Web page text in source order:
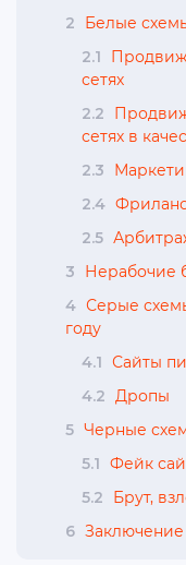
2
Белые
2.1
сетях
2.2
сетях в
2.3
2.4
2.5
3
Нерабочие
4 Серые
году
4.1 Сайты
4.2 Дропы
5 Черные
5.1 Фейк
5.2
Брут,
6 Заключение